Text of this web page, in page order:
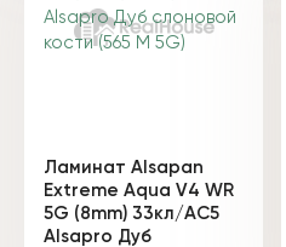
Ламинат Alsapan
Extreme Aqua V4 WR
5G (8mm) 33кл/AC5
Alsapro Дуб